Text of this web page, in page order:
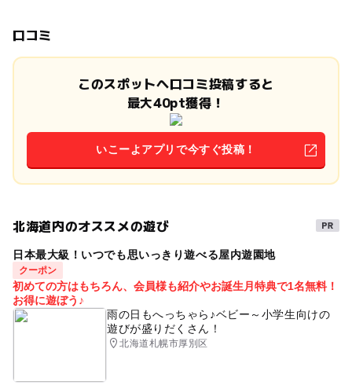
口コミ
このスポットへ口コミ投稿すると
最大40pt獲得！
いこーよアプリで今すぐ投稿！
北海道内のオススメの遊び
日本最大級！いつでも思いっきり遊べる屋内遊園地
クーポン
初めての方はもちろん、会員様も紹介やお誕生月特典で1名無料！
お得に遊ぼう♪
雨の日もへっちゃら♪ベビー～小学生向けの
遊びが盛りだくさん！
北海道札幌市厚別区